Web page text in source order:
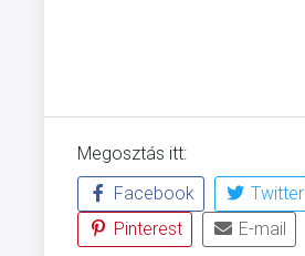
Megosztás itt:
Facebook
Twitter
Pinterest
E-mail